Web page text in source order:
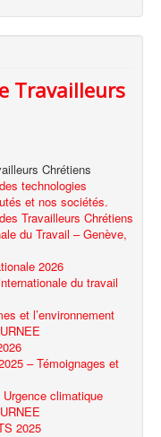
Travailleurs
Chrétiens
technologies
et nos sociétés.
Travailleurs Chrétiens
du Travail – Genève,
2026
du travail
et l’environnement
– Témoignages et
climatique
2025